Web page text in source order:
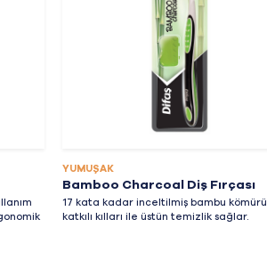
YUMUŞAK
Bamboo Charcoal Diş Fırçası
17 kata kadar inceltilmiş bambu kömürü
katkılı kılları ile üstün temizlik sağlar.